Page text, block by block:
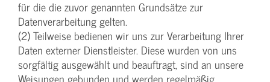
für die die zuvor genannten Grundsätze zur
Datenverarbeitung gelten.
(2) Teilweise bedienen wir uns zur Verarbeitung Ihrer
Daten externer Dienstleister. Diese wurden von uns
sorgfältig ausgewählt und beauftragt, sind an unsere
Weisungen gebunden und werden regelmäßig